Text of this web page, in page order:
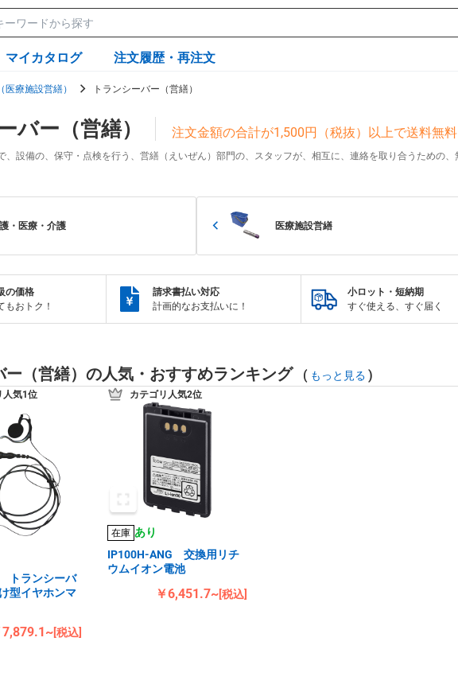
マイカタログ 注文履歴・再注文
医療施設営繕） トランシーバー（営繕）
バー（営繕） 注文金額の合計が1,500円（税抜）以上で送料無
、設備の、保守・点検を行う、営繕（えいぜん）部門の、スタッフが、相互に、連絡を取り合うための
・医療・介護 医療施設営繕
の価格
もおトク！
請求書払い対応
計画的なお支払いに！
小ロット・短納期
すぐ使える、すぐ届く
ー（営繕）の人気・おすすめランキング ( もっと見る )
人気1位
トランシーバ
型イヤホンマ
7,879.1~[税込]
カテゴリ人気2位
在庫 あり
IP100H-ANG 交換用リチ
ウムイオン電池
￥6,451.7~[税込]